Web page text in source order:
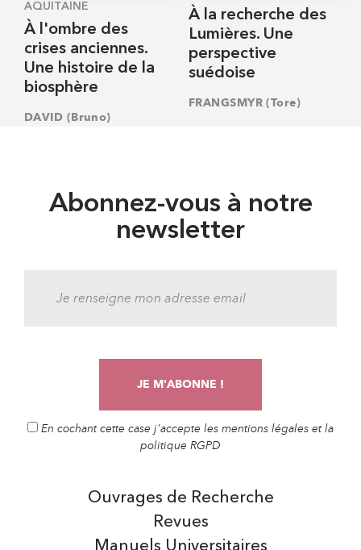
AQUITAINE
À l'ombre des
crises anciennes.
Une histoire de la
biosphère
DAVID (Bruno)
À la recherche des
Lumières. Une
perspective
suédoise
FRANGSMYR (Tore)
Abonnez-vous à notre
newsletter
En cochant cette case j'accepte les mentions légales et la
politique RGPD
Manuels Universitaires
Ouvrages de Recherche
Revues